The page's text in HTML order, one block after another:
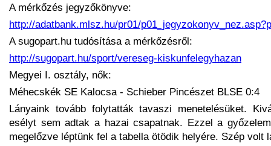
A mérkőzés jegyzőkönyve:
http://adatbank.mlsz.hu/pr01/
A sugopart.hu tudósítása a mérkőzésről:
http://sugopart.hu/sport/vereseg-kiskunfelegyhazan
Megyei I. osztály, nők:
Méhecskék SE Kalocsa - Schieber Pincészet BLSE 0:4
Lányaink tovább folytatták tavaszi menetelésüket.
esélyt sem adtak a hazai csapatnak. Ezzel a
megelőzve léptünk fel a tabella ötödik helyére. Szép volt